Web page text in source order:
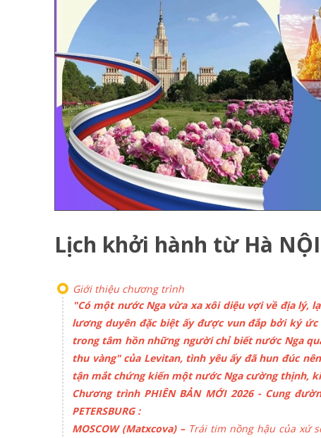
Lịch khởi hành từ Hà
Giới thiệu chương trình
"Có một nước Nga vừa xa xôi diệu vợi về địa
lương duyên đặc biệt ấy được vun đắp bởi ký
trong tâm hồn những người chỉ biết nước Nga
thu vàng" của Levitan, tình yêu ấy đã hun đúc
tận mắt chứng kiến một nước Nga cường thịnh,
Chương trình PHIÊN BẢN MỚI 2026 - Cung
PETERSBURG :
MOSCOW (Matxcova) –Trái tim nồng hậu của xứ